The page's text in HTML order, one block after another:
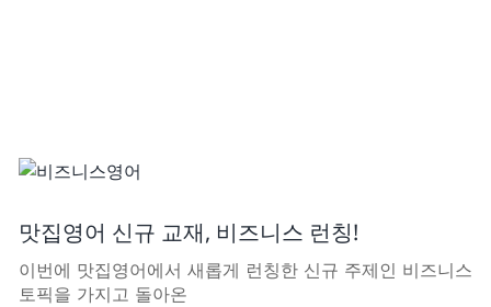
맛집영어 신규 교재, 비즈니스 런칭!
이번에 맛집영어에서 새롭게 런칭한 신규 주제인 비즈니스
토픽을 가지고 돌아온